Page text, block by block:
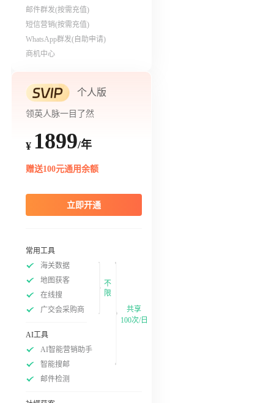
邮件群发(按需充值)
短信营销(按需充值)
WhatsApp群发(自助申请)
商机中心
个人版
领英人脉一目了然
¥ 1899/年
赠送100元通用余额
立即开通
常用工具
海关数据
地图获客
在线搜
广交会采购商
不
限
AI工具
AI智能营销助手
智能搜邮
邮件检测
共享
100次/日